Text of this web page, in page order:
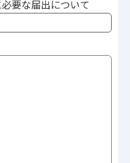
要な届出について